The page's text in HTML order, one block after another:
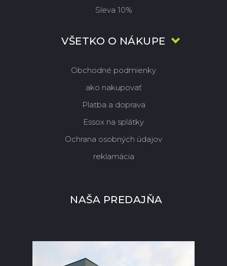
Sleva 10%
VŠETKO O NÁKUPE
Obchodné podmienky
ako nakupovať
Platba a doprava
Essox na splátky
Ochrana osobných údajov
reklamácia
NAŠA PREDAJŇA